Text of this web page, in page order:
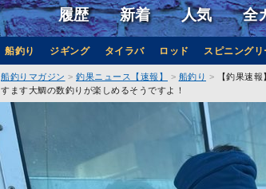
履歴 新着 人気 全
船釣り ジギング タイラバ ロッド スピニングリ
船釣りマガジン 釣果ニュース【速報】 船釣り
【釣果速
すます大鯛の数釣りが楽しめるそうですよ！